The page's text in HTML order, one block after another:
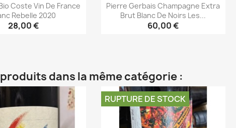
Coste Vin De France
Rebelle 2020
28,00 €
Pierre Gerbais Champagne Extra
Brut Blanc De Noirs Les...
60,00 €
dans la même catégorie :
RUPTURE DE STOCK